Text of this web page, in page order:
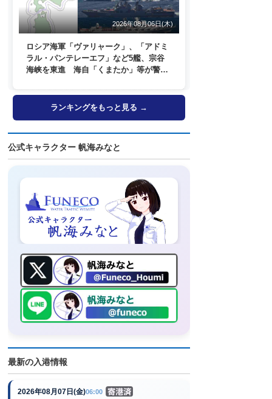
2026年08月06日(木)
ロシア海軍「ヴァリャーク」、「アドミ
ラル・パンテレーエフ」など5艦、宗谷
海峡を東進 海自「くまたか」等が警戒
ランキングをもっと見る →
公式キャラクター 帆海みなと
最新の入港情報
2026年08月07日(金)06:00